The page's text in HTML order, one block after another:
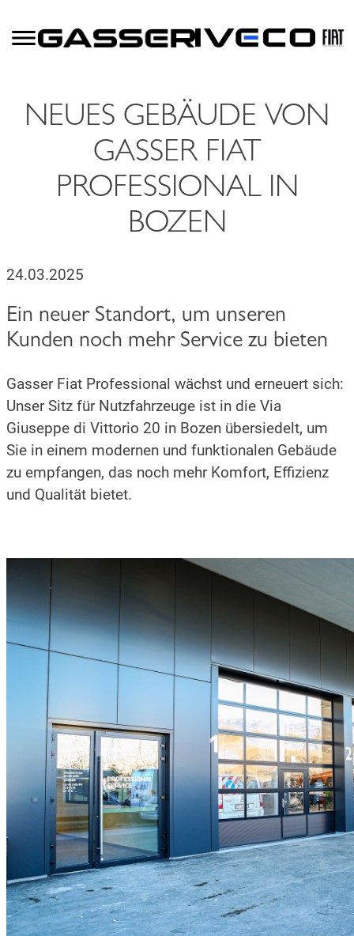
NEUES GEBÄUDE VON
GASSER FIAT
PROFESSIONAL IN
BOZEN
24.03.2025
Ein neuer Standort, um unseren
Kunden noch mehr Service zu bieten
Gasser Fiat Professional wächst und erneuert sich:
Unser Sitz für Nutzfahrzeuge ist in die Via
Giuseppe di Vittorio 20 in Bozen übersiedelt, um
Sie in einem modernen und funktionalen Gebäude
zu empfangen, das noch mehr Komfort, Effizienz
und Qualität bietet.